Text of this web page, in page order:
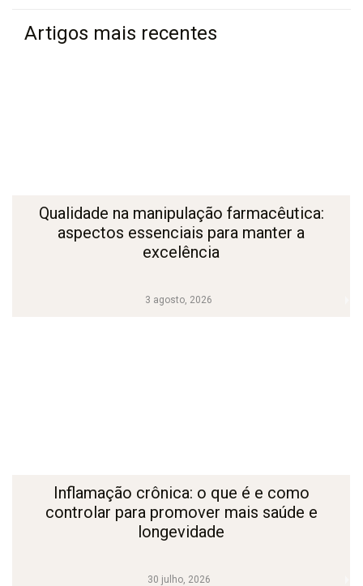
Artigos mais recentes
3 agosto, 2026
Qualidade na manipulação farmacêutica:
aspectos essenciais para manter a
excelência
30 julho, 2026
Inflamação crônica: o que é e como
controlar para promover mais saúde e
longevidade